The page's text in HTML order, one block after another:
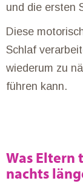
und die ersten
Diese
Schlaf
wiederum zu
führen kann.
Was Eltern
nachts